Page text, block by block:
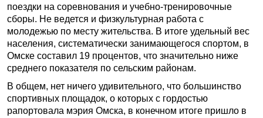
поездки на соревнования и учебно-тренировочные
сборы. Не ведется и физкультурная работа с
молодежью по месту жительства. В итоге удельный вес
населения, систематически занимающегося спортом, в
Омске составил 19 процентов, что значительно ниже
среднего показателя по сельским районам.
В общем, нет ничего удивительного, что большинство
спортивных площадок, о которых с гордостью
рапортовала мэрия Омска, в конечном итоге пришло в